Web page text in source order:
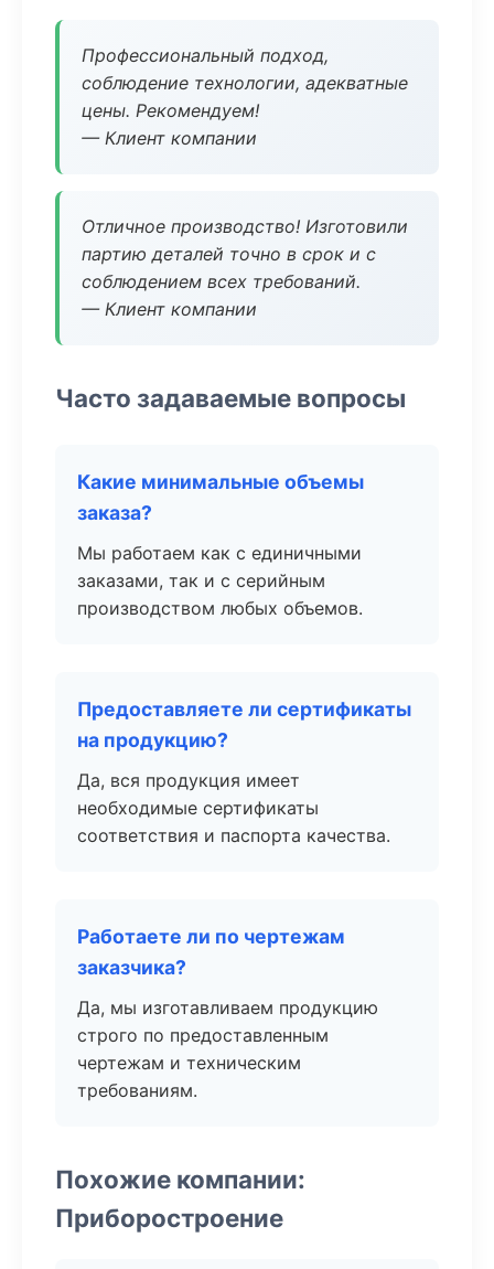
Профессиональный подход,
соблюдение технологии, адекватные
цены. Рекомендуем!
— Клиент компании
Отличное производство! Изготовили
партию деталей точно в срок и с
соблюдением всех требований.
— Клиент компании
Часто задаваемые вопросы
Какие минимальные объемы
заказа?
Мы работаем как с единичными
заказами, так и с серийным
производством любых объемов.
Предоставляете ли сертификаты
на продукцию?
Да, вся продукция имеет
необходимые сертификаты
соответствия и паспорта качества.
Работаете ли по чертежам
заказчика?
Да, мы изготавливаем продукцию
строго по предоставленным
чертежам и техническим
требованиям.
Похожие компании:
Приборостроение